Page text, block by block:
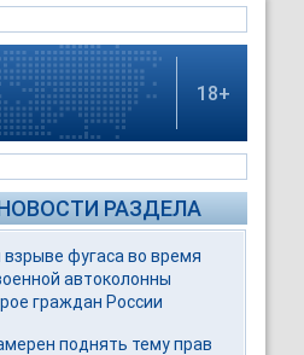
18+
РАЗДЕЛА
взрыве фугаса во время
автоколонны
граждан России
поднять тему прав